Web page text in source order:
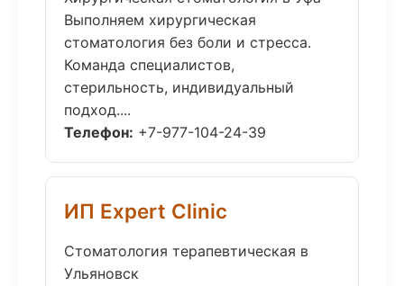
Выполняем хирургическая
стоматология без боли и стресса.
Команда специалистов,
стерильность, индивидуальный
подход....
Телефон: +7-977-104-24-39
ИП Expert Clinic
Стоматология терапевтическая в
Ульяновск